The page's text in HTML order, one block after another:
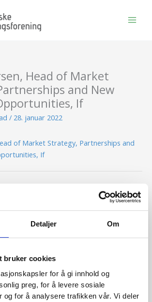
Detaljer Om
bruker cookies
for å gi innhold og
preg, for å levere sosiale
og for å analysere trafikken vår. Vi deler
Head of Market
and New
If
/ 28. januar 2022
of Market Strategy, Partnerships and
If
og bli medlem her